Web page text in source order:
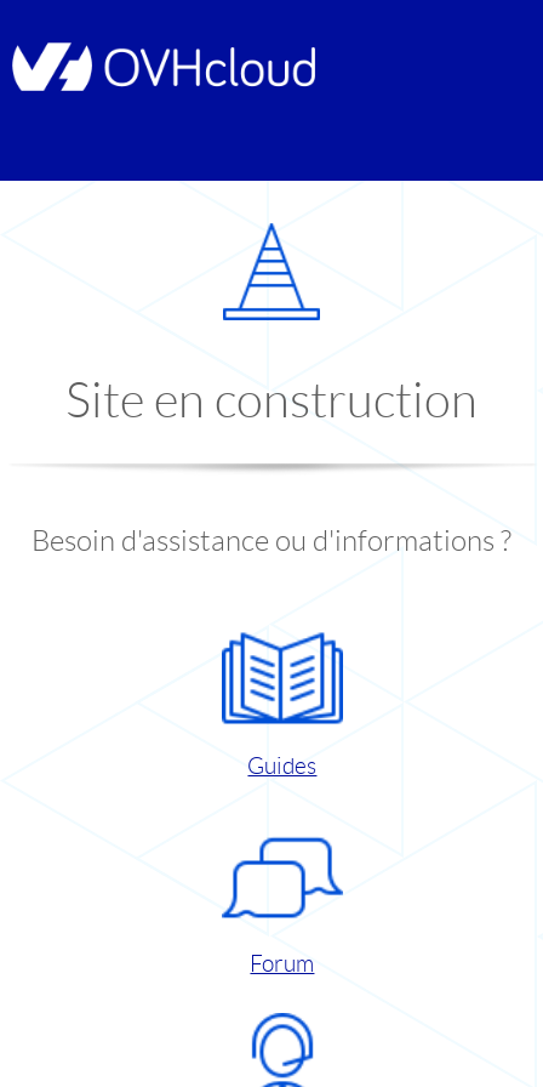
Site en construction
Besoin d'assistance ou d'informations ?
Guides
Forum